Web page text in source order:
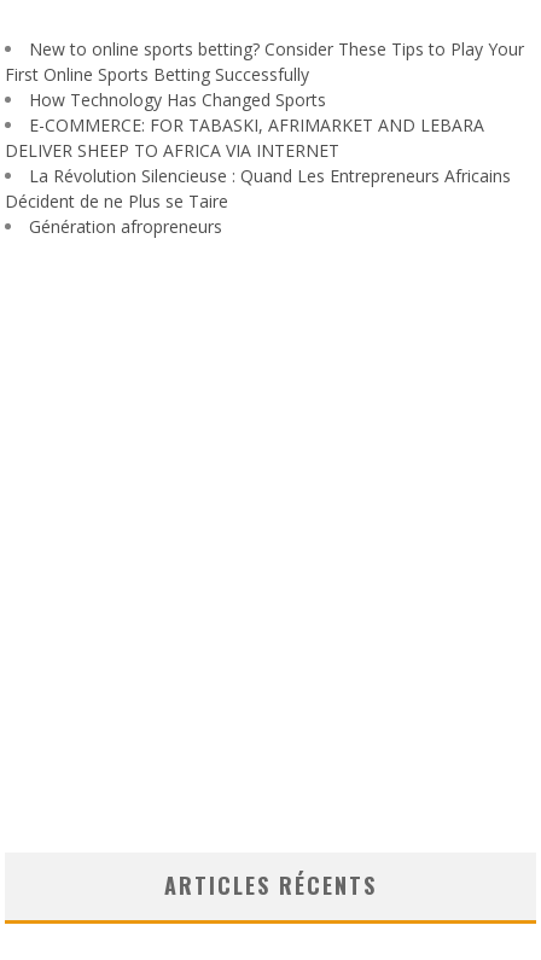
New to online sports betting? Consider These Tips to Play Your
First Online Sports Betting Successfully
How Technology Has Changed Sports
E-COMMERCE: FOR TABASKI, AFRIMARKET AND LEBARA
DELIVER SHEEP TO AFRICA VIA INTERNET
La Révolution Silencieuse : Quand Les Entrepreneurs Africains
Décident de ne Plus se Taire
Génération afropreneurs
ARTICLES RÉCENTS